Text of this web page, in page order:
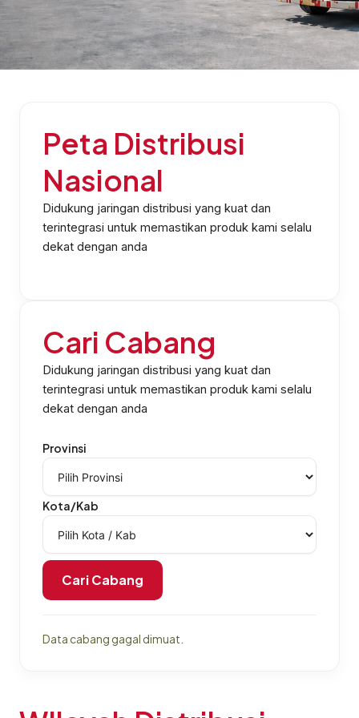
Peta Distribusi
Nasional
Didukung jaringan distribusi yang kuat dan
terintegrasi untuk memastikan produk kami selalu
dekat dengan anda
Cari Cabang
Didukung jaringan distribusi yang kuat dan
terintegrasi untuk memastikan produk kami selalu
dekat dengan anda
Provinsi
Kota/Kab
Cari Cabang
Data cabang gagal dimuat.